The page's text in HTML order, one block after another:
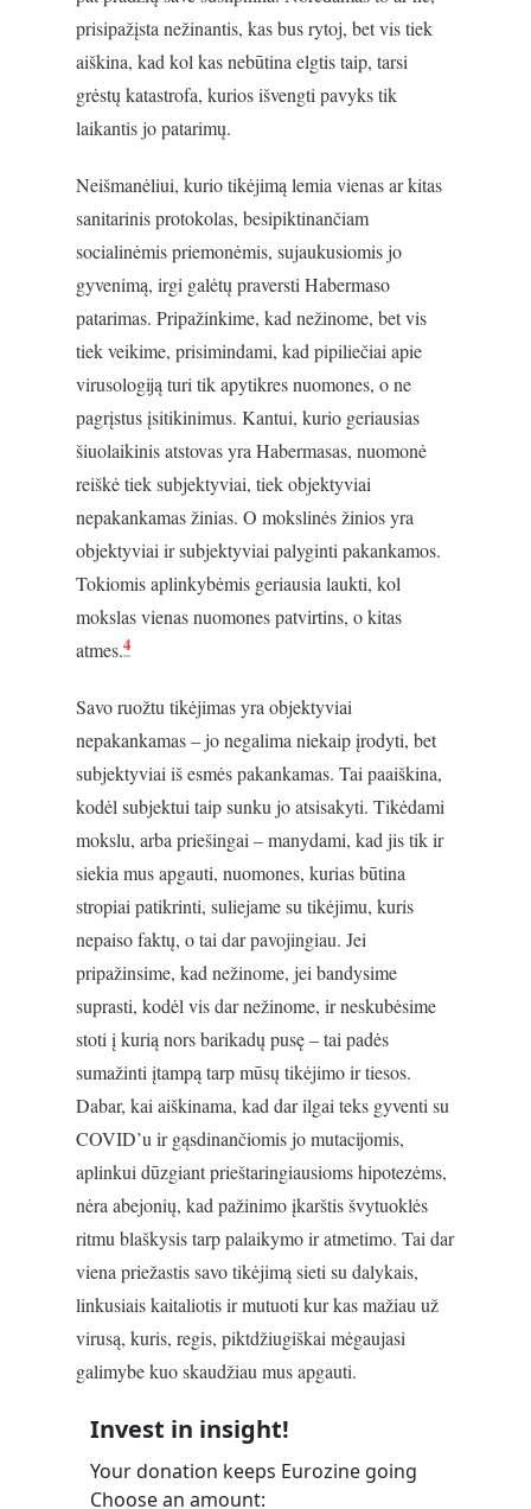
prisipažįsta nežinantis, kas bus rytoj, bet vis tiek
aiškina, kad kol kas nebūtina elgtis taip, tarsi
grėstų katastrofa, kurios išvengti pavyks tik
laikantis jo patarimų.
Neišmanėliui, kurio tikėjimą lemia vienas ar kitas
sanitarinis protokolas, besipiktinančiam
socialinėmis priemonėmis, sujaukusiomis jo
gyvenimą, irgi galėtų praversti Habermaso
patarimas. Pripažinkime, kad nežinome, bet vis
tiek veikime, prisimindami, kad pipiliečiai apie
virusologiją turi tik apytikres nuomones, o ne
pagrįstus įsitikinimus. Kantui, kurio geriausias
šiuolaikinis atstovas yra Habermasas, nuomonė
reiškė tiek subjektyviai, tiek objektyviai
nepakankamas žinias. O mokslinės žinios yra
objektyviai ir subjektyviai palyginti pakankamos.
Tokiomis aplinkybėmis geriausia laukti, kol
mokslas vienas nuomones patvirtins, o kitas
atmes.4
Savo ruožtu tikėjimas yra objektyviai
nepakankamas – jo negalima niekaip įrodyti, bet
subjektyviai iš esmės pakankamas. Tai paaiškina,
kodėl subjektui taip sunku jo atsisakyti. Tikėdami
mokslu, arba priešingai – manydami, kad jis tik ir
siekia mus apgauti, nuomones, kurias būtina
stropiai patikrinti, suliejame su tikėjimu, kuris
nepaiso faktų, o tai dar pavojingiau. Jei
pripažinsime, kad nežinome, jei bandysime
suprasti, kodėl vis dar nežinome, ir neskubėsime
stoti į kurią nors barikadų pusę – tai padės
sumažinti įtampą tarp mūsų tikėjimo ir tiesos.
Dabar, kai aiškinama, kad dar ilgai teks gyventi su
COVID’u ir gąsdinančiomis jo mutacijomis,
aplinkui dūzgiant prieštaringiausioms hipotezėms,
nėra abejonių, kad pažinimo įkarštis švytuoklės
ritmu blaškysis tarp palaikymo ir atmetimo. Tai dar
viena priežastis savo tikėjimą sieti su dalykais,
linkusiais kaitaliotis ir mutuoti kur kas mažiau už
virusą, kuris, regis, piktdžiugiškai mėgaujasi
galimybe kuo skaudžiau mus apgauti.